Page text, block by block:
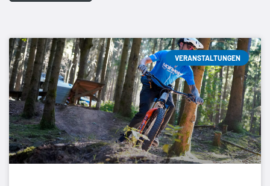
VERANSTALTUNGEN